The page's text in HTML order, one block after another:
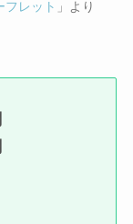
フレット 」より